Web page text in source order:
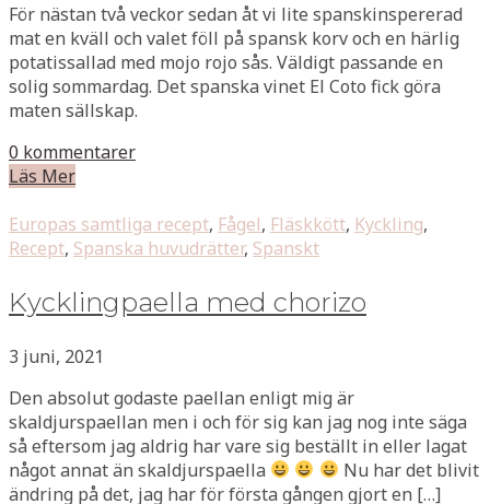
För nästan två veckor sedan åt vi lite spanskinspererad
mat en kväll och valet föll på spansk korv och en härlig
potatissallad med mojo rojo sås. Väldigt passande en
solig sommardag. Det spanska vinet El Coto fick göra
maten sällskap.
0 kommentarer
Läs Mer
Europas samtliga recept, Fågel, Fläskkött, Kyckling,
Recept, Spanska huvudrätter, Spanskt
Kycklingpaella med chorizo
3 juni, 2021
Den absolut godaste paellan enligt mig är
skaldjurspaellan men i och för sig kan jag nog inte säga
så eftersom jag aldrig har vare sig beställt in eller lagat
något annat än skaldjurspaella
Nu har det blivit
ändring på det, jag har för första gången gjort en […]